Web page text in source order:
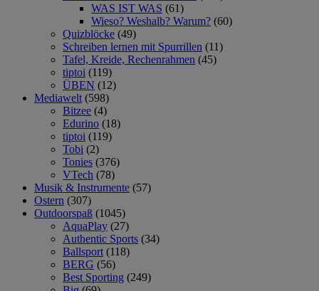
WAS IST WAS (61)
Wieso? Weshalb? Warum? (60)
Quizblöcke (49)
Schreiben lernen mit Spurrillen (11)
Tafel, Kreide, Rechenrahmen (45)
tiptoi (119)
ÜBEN (12)
Mediawelt (598)
Bitzee (4)
Edurino (18)
tiptoi (119)
Tobi (2)
Tonies (376)
VTech (78)
Musik & Instrumente (57)
Ostern (307)
Outdoorspaß (1045)
AquaPlay (27)
Authentic Sports (34)
Ballsport (118)
BERG (56)
Best Sporting (249)